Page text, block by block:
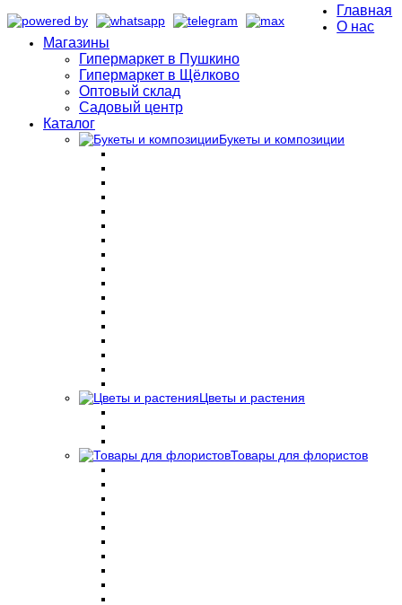
Главная
О нас
Магазины
Гипермаркет в Пушкино
Гипермаркет в Щёлково
Оптовый склад
Садовый центр
Каталог
Букеты и композиции
Цветы и растения
Товары для флористов